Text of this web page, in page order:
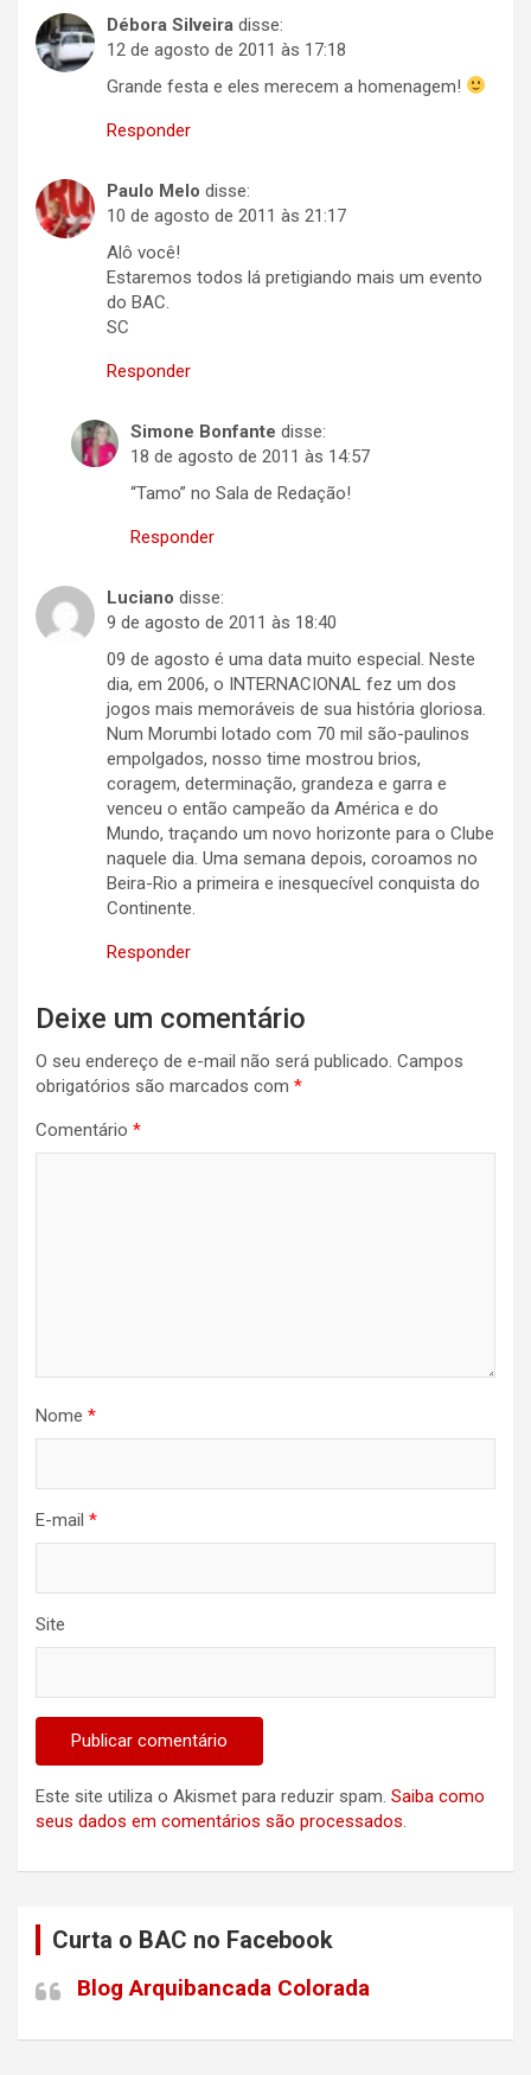
Débora Silveira disse:
12 de agosto de 2011 às 17:18
Grande festa e eles merecem a homenagem!
Responder
Paulo Melo disse:
10 de agosto de 2011 às 21:17
Alô você!
Estaremos todos lá pretigiando mais um evento
do BAC.
SC
Responder
Simone Bonfante disse:
18 de agosto de 2011 às 14:57
“Tamo” no Sala de Redação!
Responder
Luciano disse:
9 de agosto de 2011 às 18:40
09 de agosto é uma data muito especial. Neste
dia, em 2006, o INTERNACIONAL fez um dos
jogos mais memoráveis de sua história gloriosa.
Num Morumbi lotado com 70 mil são-paulinos
empolgados, nosso time mostrou brios,
coragem, determinação, grandeza e garra e
venceu o então campeão da América e do
Mundo, traçando um novo horizonte para o Clube
naquele dia. Uma semana depois, coroamos no
Beira-Rio a primeira e inesquecível conquista do
Continente.
Responder
Deixe um comentário
O seu endereço de e-mail não será publicado. Campos
obrigatórios são marcados com *
Comentário *
Nome *
E-mail *
Site
Este site utiliza o Akismet para reduzir spam. Saiba como
seus dados em comentários são processados.
Curta o BAC no Facebook
Blog Arquibancada Colorada